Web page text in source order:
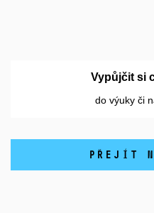
Vypůjčit si
do výuky či
PŘEJÍT